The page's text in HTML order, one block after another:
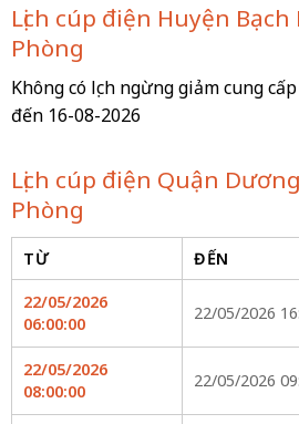
Lịch cúp điện Huyện Bạch
Phòng
Không có lịch ngừng giảm cung
đến 16-08-2026
Lịch cúp điện Quận
Phòng
TỪ ĐẾN
22/05/2026
06:00:00
22/05/2026
22/05/2026
08:00:00
22/05/2026